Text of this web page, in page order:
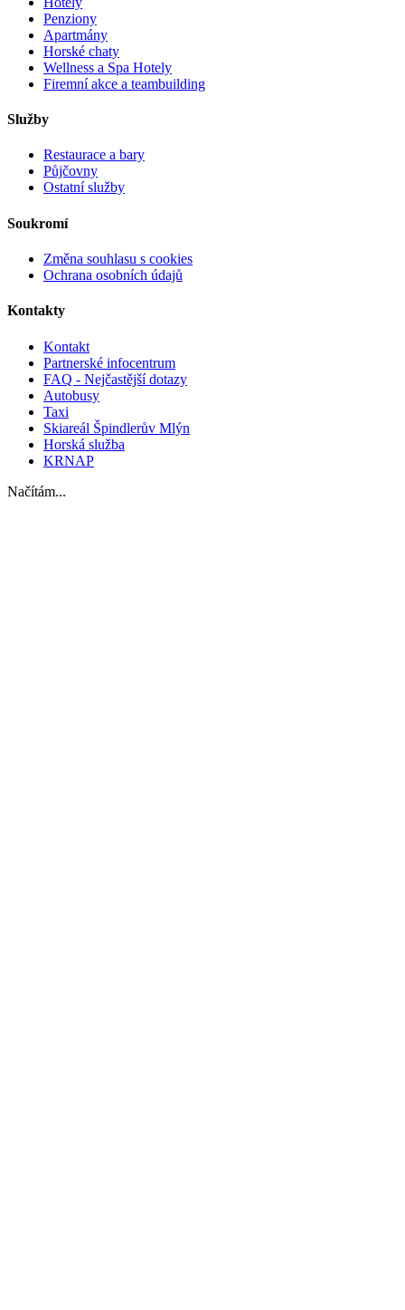
Penziony
Apartmány
Horské chaty
Wellness a Spa Hotely
Firemní akce a teambuilding
Služby
Restaurace a bary
Půjčovny
Ostatní služby
Soukromí
Změna souhlasu s cookies
Ochrana osobních údajů
Kontakty
Kontakt
Partnerské infocentrum
FAQ - Nejčastější dotazy
Autobusy
Taxi
Skiareál Špindlerův Mlýn
Horská služba
KRNAP
Načítám...